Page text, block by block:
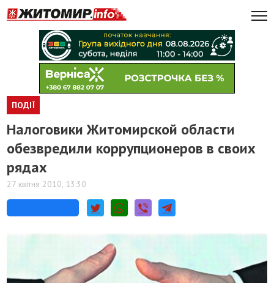
ПОДІЇ
Налоговики Житомирской области
обезвредили коррупционеров в своих
рядах
27 квітня 2010, 13:30